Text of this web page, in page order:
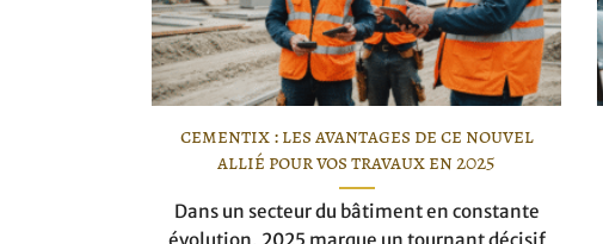
cementix : les avantages de ce nouvel
allié pour vos travaux en 2025
Dans un secteur du bâtiment en constante